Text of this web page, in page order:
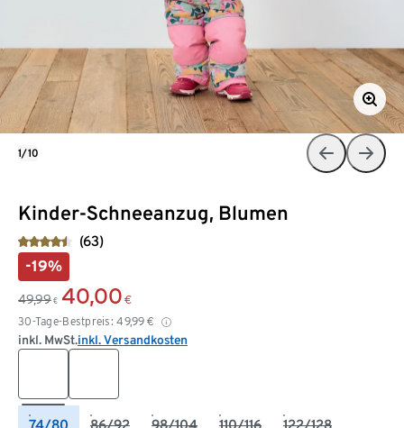
Kinder-Schneeanzug, Blumen
(63)
-19%
49,99 € 40,00 €
30-Tage-Bestpreis: 49,99 €
inkl. MwSt.inkl. Versandkosten
1/10